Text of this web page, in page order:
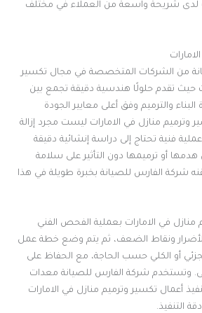
لدى شريحة واسعة من العملاء في مختلف
من الشركات المتخصصة في مجال تكسير
حيث تقدم حلولًا هندسية دقيقة تجمع بين
البناء والترميم وفق أعلى معايير الجودة
وترميم منازل في الامارات ليست مجرد إزالة
فنية تحتاج إلى دراسة إنشائية دقيقة
هدمها أو ترميمها دون التأثير على سلامة
شركة الفارس للصيانة بخبرة طويلة في هذا
منازل في الامارات بعملية الفحص الفني
ونقاط الضعف، ثم يتم وضع خطة عمل
أو الكلي حسب الحاجة، مع الحفاظ على
وتستخدم شركة الفارس للصيانة معدات
أعمال تكسير وترميم منازل في الامارات
التنفيذ.